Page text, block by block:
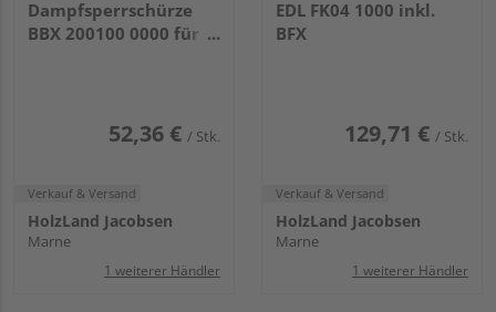
Dampfsperrschürze
BBX 200100 0000 für
52,36 € / Stk.
Verkauf & Versand
HolzLand Jacobsen
Marne
1 weiterer Händler
EDL FK04 1000 inkl.
BFX
129,71 € / Stk.
Verkauf & Versand
HolzLand Jacobsen
Marne
1 weiterer Händler